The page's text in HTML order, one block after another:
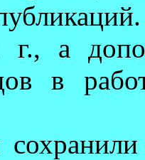
г., а
в